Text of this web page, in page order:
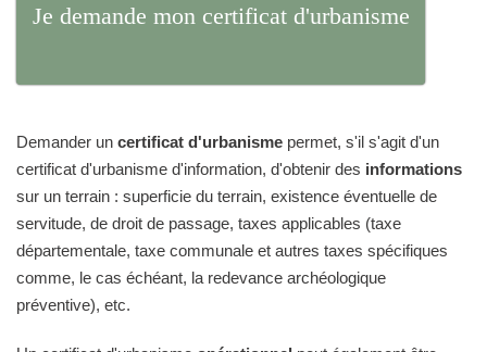
Je demande mon certificat d'urbanisme
Demander un certificat d'urbanisme permet, s'il s'agit d'un
certificat d'urbanisme d'information, d'obtenir des informations
sur un terrain : superficie du terrain, existence éventuelle de
servitude, de droit de passage, taxes applicables (taxe
départementale, taxe communale et autres taxes spécifiques
comme, le cas échéant, la redevance archéologique
préventive), etc.